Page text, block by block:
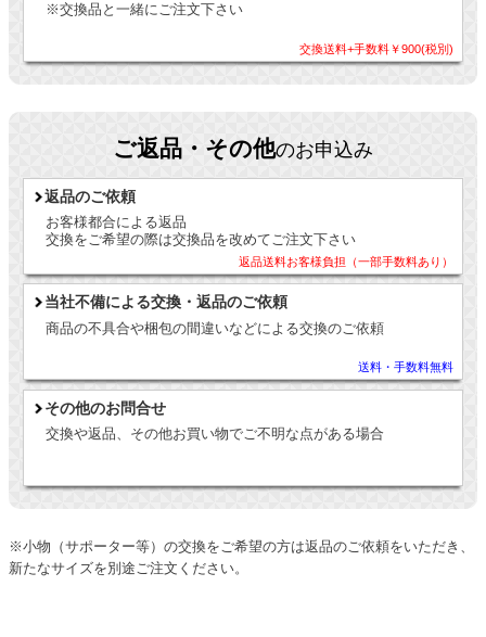
※交換品と一緒にご注文下さい
交換送料+手数料￥900(税別)
ご返品・その他のお申込み
返品のご依頼
お客様都合による返品
交換をご希望の際は交換品を改めてご注文下さい
返品送料お客様負担（一部手数料あり）
当社不備による交換・返品のご依頼
商品の不具合や梱包の間違いなどによる交換のご依頼
送料・手数料無料
その他のお問合せ
交換や返品、その他お買い物でご不明な点がある場合
※小物（サポーター等）の交換をご希望の方は返品のご依頼をいただき、
新たなサイズを別途ご注文ください。